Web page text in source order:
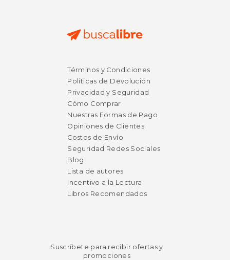
$ 39.31
$ 23.58
15%
dcto.
Términos y Condiciones
Políticas de Devolución
Privacidad y Seguridad
Cómo Comprar
Nuestras Formas de Pago
Opiniones de Clientes
Costos de Envío
Seguridad Redes Sociales
Blog
Lista de autores
Incentivo a la Lectura
Libros Recomendados
Suscríbete para recibir ofertas y
promociones